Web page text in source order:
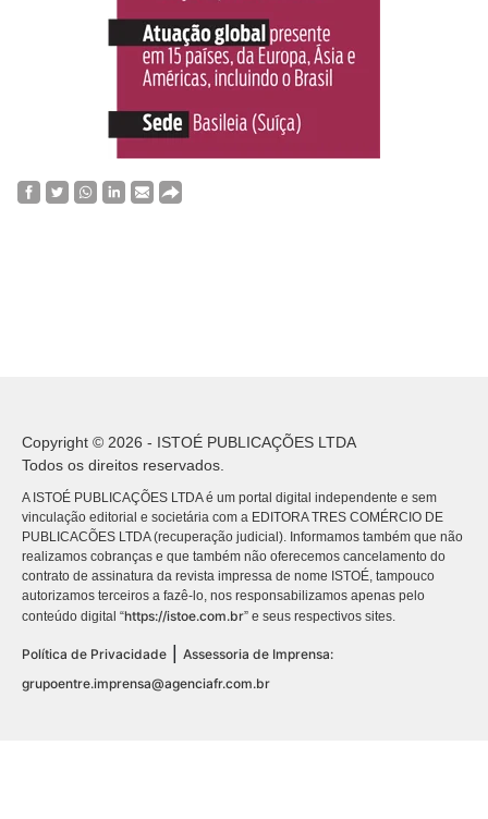
Copyright © 2026 - ISTOÉ PUBLICAÇÕES LTDA
Todos os direitos reservados.
A ISTOÉ PUBLICAÇÕES LTDA é um portal digital independente e sem
vinculação editorial e societária com a EDITORA TRES COMÉRCIO DE
PUBLICACÕES LTDA (recuperação judicial). Informamos também que não
realizamos cobranças e que também não oferecemos cancelamento do
contrato de assinatura da revista impressa de nome ISTOÉ, tampouco
autorizamos terceiros a fazê-lo, nos responsabilizamos apenas pelo
conteúdo digital “https://istoe.com.br” e seus respectivos sites.
Política de Privacidade
Assessoria de Imprensa:
grupoentre.imprensa@agenciafr.com.br